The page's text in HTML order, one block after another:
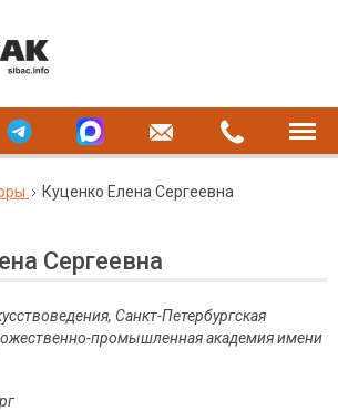
Куценко Елена Сергеевна
Сергеевна
Санкт-Петербургская
промышленная академия имени